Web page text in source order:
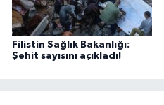
Filistin Sağlık Bakanlığı:
Şehit sayısını açıkladı!